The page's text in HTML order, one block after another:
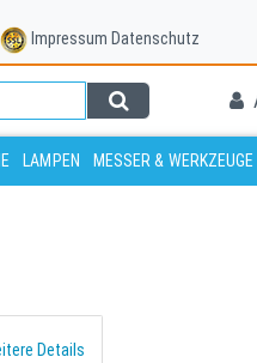
Impressum Datenschutz
LAMPEN MESSER & WERKZEUGE
Details